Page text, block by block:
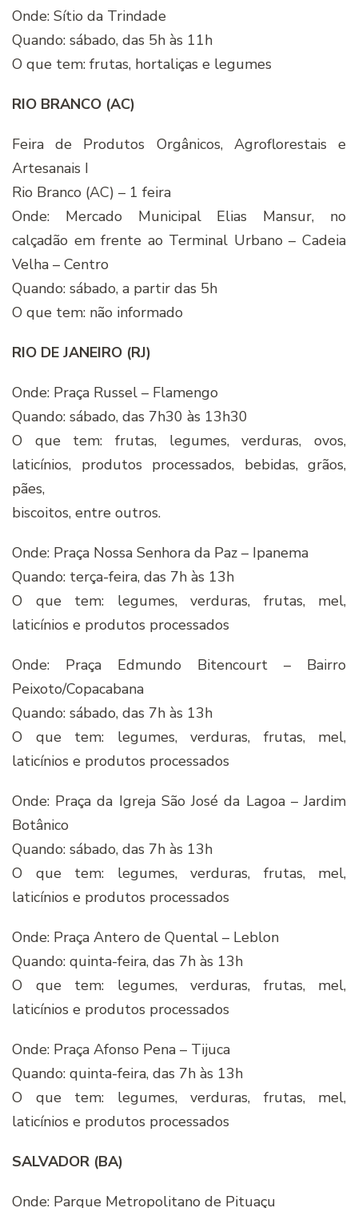
Onde: Sítio da Trindade
Quando: sábado, das 5h às 11h
O que tem: frutas, hortaliças e legumes
RIO BRANCO (AC)
Feira de Produtos Orgânicos, Agroflorestais e
Artesanais I
Rio Branco (AC) – 1 feira
Onde: Mercado Municipal Elias Mansur, no
calçadão em frente ao Terminal Urbano – Cadeia
Velha – Centro
Quando: sábado, a partir das 5h
O que tem: não informado
RIO DE JANEIRO (RJ)
Onde: Praça Russel – Flamengo
Quando: sábado, das 7h30 às 13h30
O que tem: frutas, legumes, verduras, ovos,
laticínios, produtos processados, bebidas, grãos,
pães,
biscoitos, entre outros.
Onde: Praça Nossa Senhora da Paz – Ipanema
Quando: terça-feira, das 7h às 13h
O que tem: legumes, verduras, frutas, mel,
laticínios e produtos processados
Onde: Praça Edmundo Bitencourt – Bairro
Peixoto/Copacabana
Quando: sábado, das 7h às 13h
O que tem: legumes, verduras, frutas, mel,
laticínios e produtos processados
Onde: Praça da Igreja São José da Lagoa – Jardim
Botânico
Quando: sábado, das 7h às 13h
O que tem: legumes, verduras, frutas, mel,
laticínios e produtos processados
Onde: Praça Antero de Quental – Leblon
Quando: quinta-feira, das 7h às 13h
O que tem: legumes, verduras, frutas, mel,
laticínios e produtos processados
Onde: Praça Afonso Pena – Tijuca
Quando: quinta-feira, das 7h às 13h
O que tem: legumes, verduras, frutas, mel,
laticínios e produtos processados
SALVADOR (BA)
Onde: Parque Metropolitano de Pituaçu